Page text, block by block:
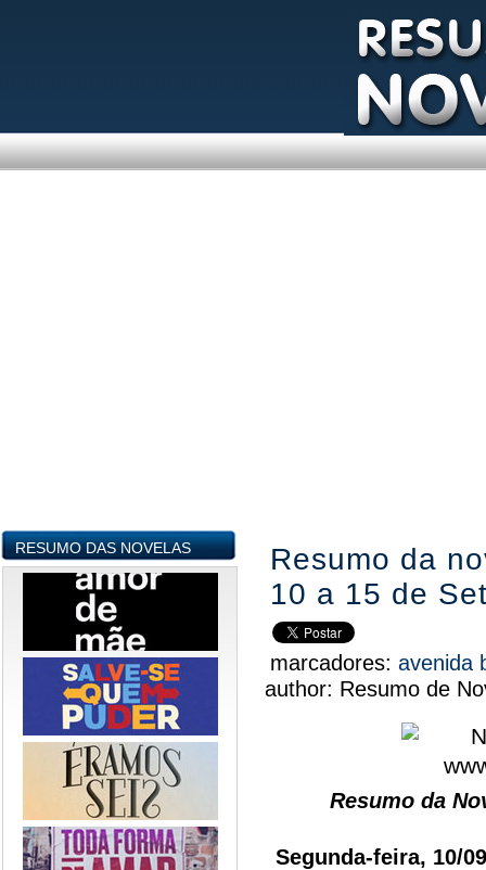
RESUMO DAS NOVELAS
Resumo da
10 a 15 de
marcadores: avenida
author: Resumo de
Resumo da
Segunda-feira, 10/